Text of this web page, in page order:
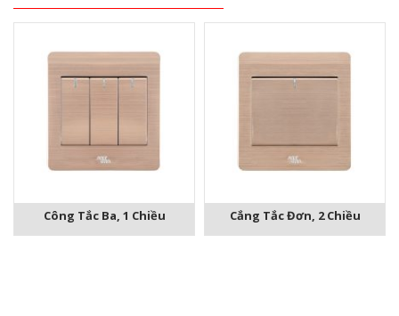
Công Tắc Ba, 1 Chiều Cắng Tắc Đơn, 2 Chiều